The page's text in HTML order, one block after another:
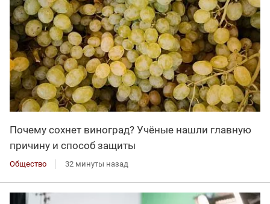
Почему сохнет виноград? Учёные нашли главную
причину и способ защиты
Общество 32 минуты назад